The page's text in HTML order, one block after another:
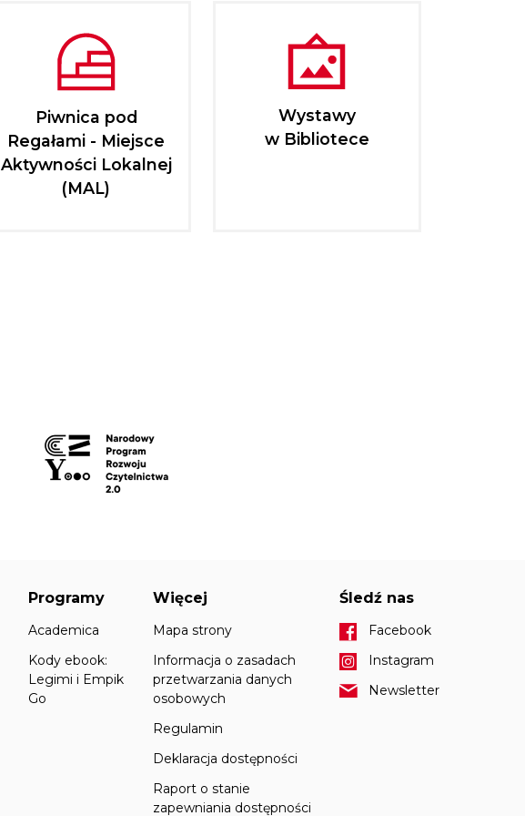
Piwnica pod
Regałami - Miejsce
Aktywności Lokalnej
(MAL)
Wystawy
w Bibliotece
Programy
Academica
Kody ebook:
Legimi i Empik
Go
Więcej
Mapa strony
Informacja o zasadach
przetwarzania danych
osobowych
Regulamin
Deklaracja dostępności
Raport o stanie
zapewniania dostępności
Śledź nas
Facebook
Instagram
Newsletter